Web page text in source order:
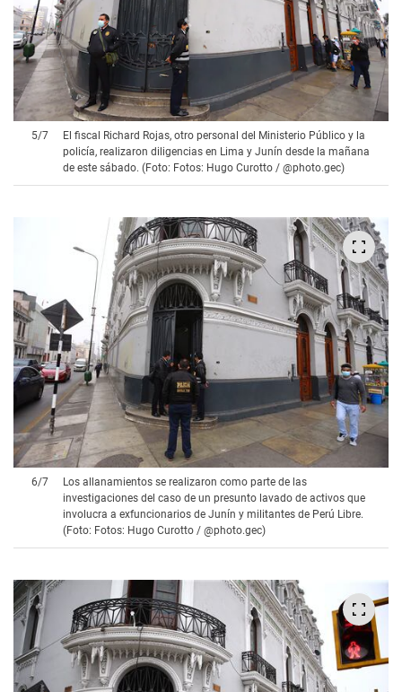
5/7
El fiscal Richard Rojas, otro personal del Ministerio Público y la
policía, realizaron diligencias en Lima y Junín desde la mañana
de este sábado. (Foto: Fotos: Hugo Curotto / @photo.gec)
6/7
Los allanamientos se realizaron como parte de las
investigaciones del caso de un presunto lavado de activos que
involucra a exfuncionarios de Junín y militantes de Perú Libre.
(Foto: Fotos: Hugo Curotto / @photo.gec)